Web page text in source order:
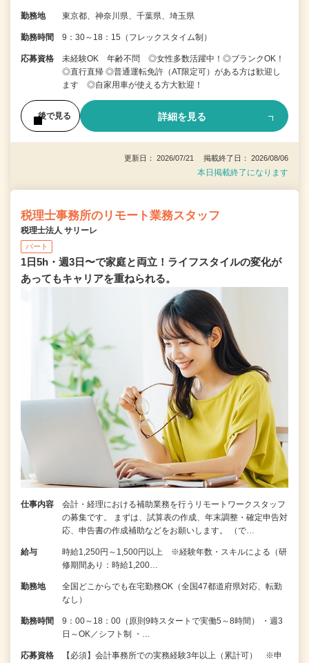
勤務地 東京都、神奈川県、千葉県、埼玉県
勤務時間 9：30～18：15（フレックスタイム制）
応募資格
未経験OK 年齢不問 ◎女性多数活躍中！◎ブランクOK！
◎直行直帰 ◎普通運転免許（AT限定可）がある方は歓迎し
ます ◎自家用車が使える方大歓迎！
後で見る 詳細を見る
更新日： 2026/07/21 掲載終了日： 2026/08/06
本日掲載終了になります
税理士事務所のリモート業務スタッフ
税理士法人 サリーレ
パート
1日5h・週3日〜で家庭と両立！ライフスタイルの変化が
あってもキャリアを重ねられる。
仕事内容
会計・経理における補助業務を行うリモートワークスタッフ
の募集です。 まずは、試算表の作成、年末調整・確定申告対
応、申告書の作成補助などをお願いします。 （で…
給与
時給1,250円～1,500円以上 ※経験年数・スキルによる（研
修期間あり：時給1,200…
勤務地
全国どこからでも在宅勤務OK（全国47都道府県対応、転勤
なし）
勤務時間
9：00～18：00（原則9時スタートで実働5～8時間） ・週3
日～OK／シフト制 ・…
応募資格
【必須】会計事務所での実務経験3年以上（累計可） ※申